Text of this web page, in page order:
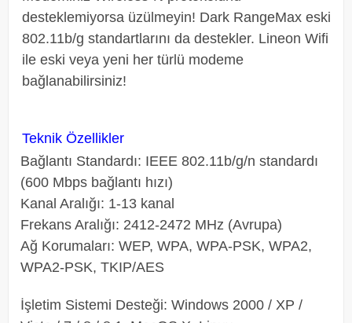
desteklemiyorsa üzülmeyin! Dark RangeMax eski
802.11b/g standartlarını da destekler. Lineon Wifi
ile eski veya yeni her türlü modeme
bağlanabilirsiniz!
Teknik Özellikler
Bağlantı Standardı: IEEE 802.11b/g/n standardı
(600 Mbps bağlantı hızı)
Kanal Aralığı: 1-13 kanal
Frekans Aralığı: 2412-2472 MHz (Avrupa)
Ağ Korumaları: WEP, WPA, WPA-PSK, WPA2,
WPA2-PSK, TKIP/AES
İşletim Sistemi Desteği: Windows 2000 / XP /